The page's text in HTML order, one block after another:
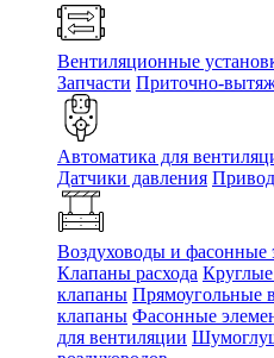
Вентиляционные
Запчасти Приточно-
Автоматика для
Датчики давления
Воздуховоды и фасонные
Клапаны расхода
клапаны Прямоугольные
клапаны Фасонные
для вентиляции